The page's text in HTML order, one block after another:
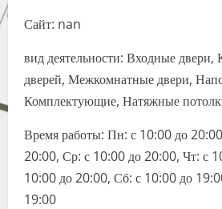
Сайт: nan
вид деятельности: Входные
дверей, Межкомнатные двери,
Комплектующие, Натяжные
Время работы: Пн: с 10:00 до
20:00, Ср: с 10:00 до 20:00, Чт: с
10:00 до 20:00, Сб: с 10:00 до
19:00